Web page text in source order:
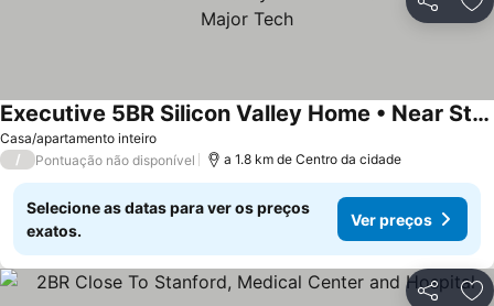
Partilhar
Casa/apartamento inteiro
Executive 5BR Silicon Valley Home • Near Stanford & Major Tech
/ Pontuação não disponível a 1.8 km de Centro da cidade
Selecione as datas para ver os preços
exatos.
Ver preços
Partilhar